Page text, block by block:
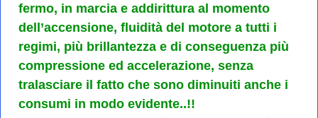
fermo, in marcia e addirittura al momento
dell’accensione, fluidità del motore a tutti i
regimi, più brillantezza e di conseguenza più
compressione ed accelerazione, senza
tralasciare il fatto che sono diminuiti anche i
consumi in modo evidente..!!